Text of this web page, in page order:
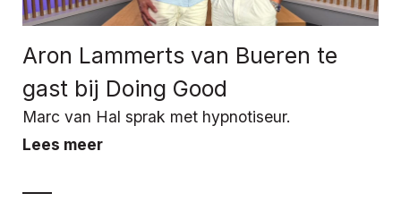
Aron Lammerts van Bueren te
gast bij Doing Good
Marc van Hal sprak met hypnotiseur.
Lees meer